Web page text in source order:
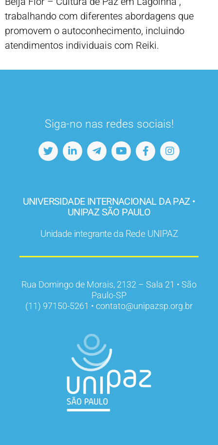
trabalhando com diferentes abordagens que
promovem o autoconhecimento, incluindo
atendimentos individuais com Reiki.
Siga-no nas redes sociais!
UNIVERSIDADE INTERNACIONAL DA PAZ •
UNIPAZ SÃO PAULO
Unidade integrante da Rede UNIPAZ
Rua Domingo de Morais, 2132 – Sala 21 • São
Paulo-SP
(11) 97150-5261 • contato@unipazsp.org.br